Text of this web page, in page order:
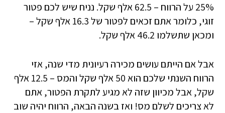
25% על הרווח – 62.5 אלף שקל. נניח שיש לכם פטור
זוגי, כלומר אתם זכאים לפטור של 16.3 אלף שקל –
ומכאן שתשלמו 46.2 אלף שקל.
אבל אם הייתם עושים מכירה רעיונית מדי שנה, אזי
הרווח השנתי שלכם הוא 50 אלף שקל והמס – 12.5 אלף
שקל, אבל מכיוון שזה לא מגיע לתקרת הפטור, אתם
לא צריכים לשלם מס! ואז בשנה הבאה, הרווח יהיה שוב